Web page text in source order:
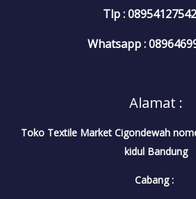
Tlp :
Whatsapp :
Alamat :
Toko Textile Market Cigondewah
kidul Bandung
Cabang :